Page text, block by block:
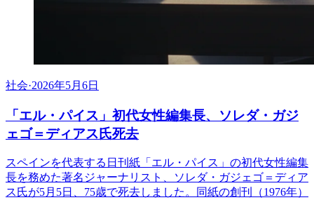
社会·2026年5月6日
「エル・パイス」初代女性編集長、ソレダ・ガジ
ェゴ＝ディアス氏死去
スペインを代表する日刊紙「エル・パイス」の初代女性編集
長を務めた著名ジャーナリスト、ソレダ・ガジェゴ＝ディア
ス氏が5月5日、75歳で死去しました。同紙の創刊（1976年）